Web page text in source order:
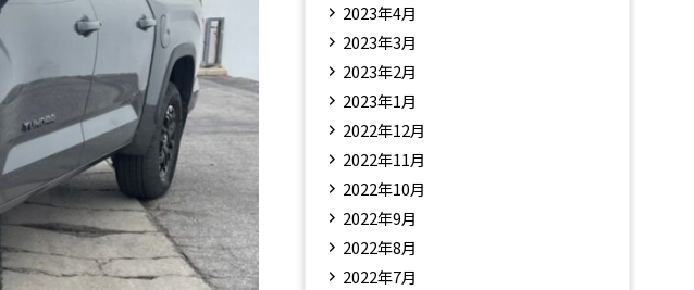
2023年4月
2023年3月
2023年2月
2023年1月
2022年12月
2022年11月
2022年10月
2022年9月
2022年8月
2022年7月